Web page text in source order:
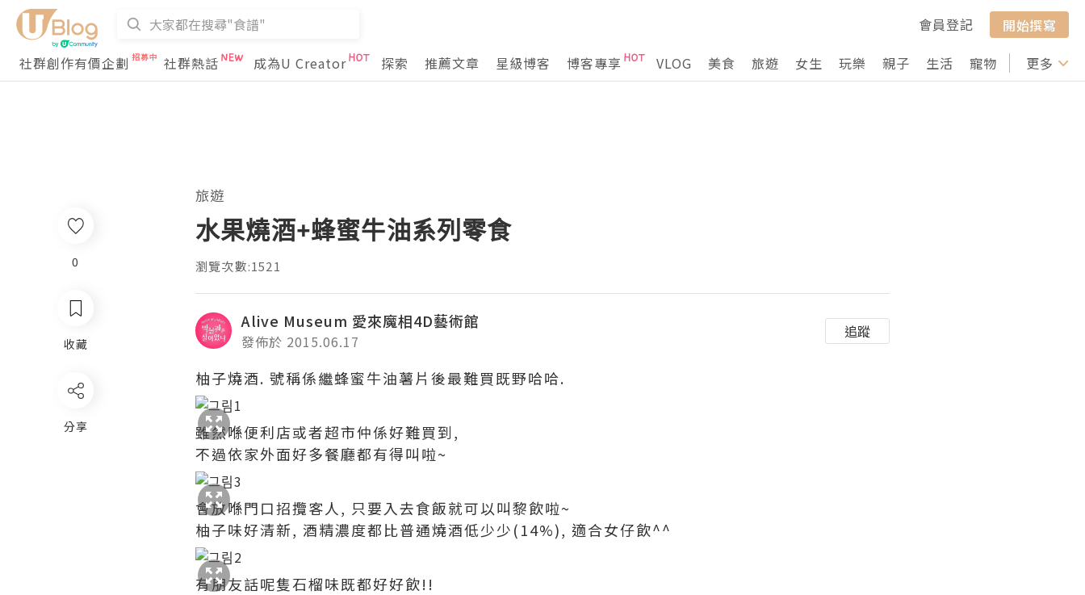
會員登記
開始撰寫
社群創作有價企劃
社群熱話 成為U Creator 探索 推薦文章 星級博客 博客專享 VLOG 美食 旅遊 女生 玩樂 親子 生活 寵物 行山 打卡
更多
旅遊
水果燒酒+蜂蜜牛油系列零食
瀏覽次數:1521
Alive Museum 愛來魔相4D藝術館
發佈於 2015.06.17
追蹤
柚子燒酒. 號稱係繼蜂蜜牛油薯片後最難買既野哈哈.
雖然喺便利店或者超市仲係好難買到,
不過依家外面好多餐廳都有得叫啦~
會放喺門口招攬客人, 只要入去食飯就可以叫黎飲啦~
柚子味好清新, 酒精濃度都比普通燒酒低少少(14%), 適合女仔飲^^
有朋友話呢隻石榴味既都好好飲!!
0
收藏
分享